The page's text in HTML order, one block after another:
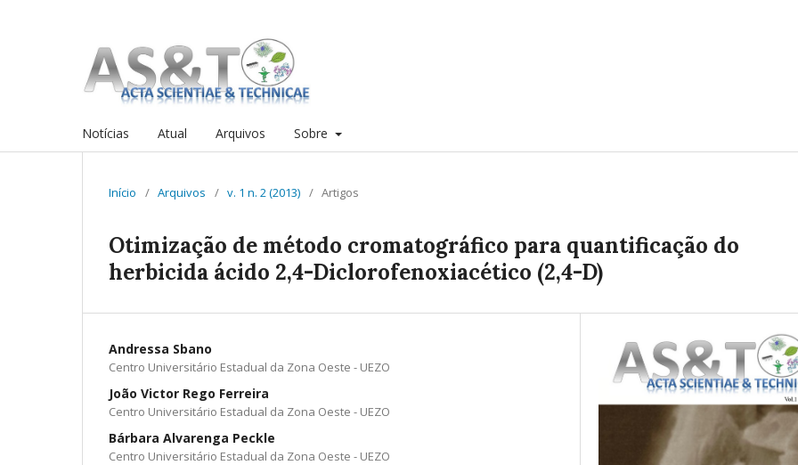
Notícias Atual Arquivos Sobre
Início / Arquivos / v. 1 n. 2 (2013) / Artigos
Otimização de método cromatográfico para quantificação do
herbicida ácido 2,4-Diclorofenoxiacético (2,4-D)
Andressa Sbano
Centro Universitário Estadual da Zona Oeste - UEZO
João Victor Rego Ferreira
Centro Universitário Estadual da Zona Oeste - UEZO
Bárbara Alvarenga Peckle
Centro Universitário Estadual da Zona Oeste - UEZO